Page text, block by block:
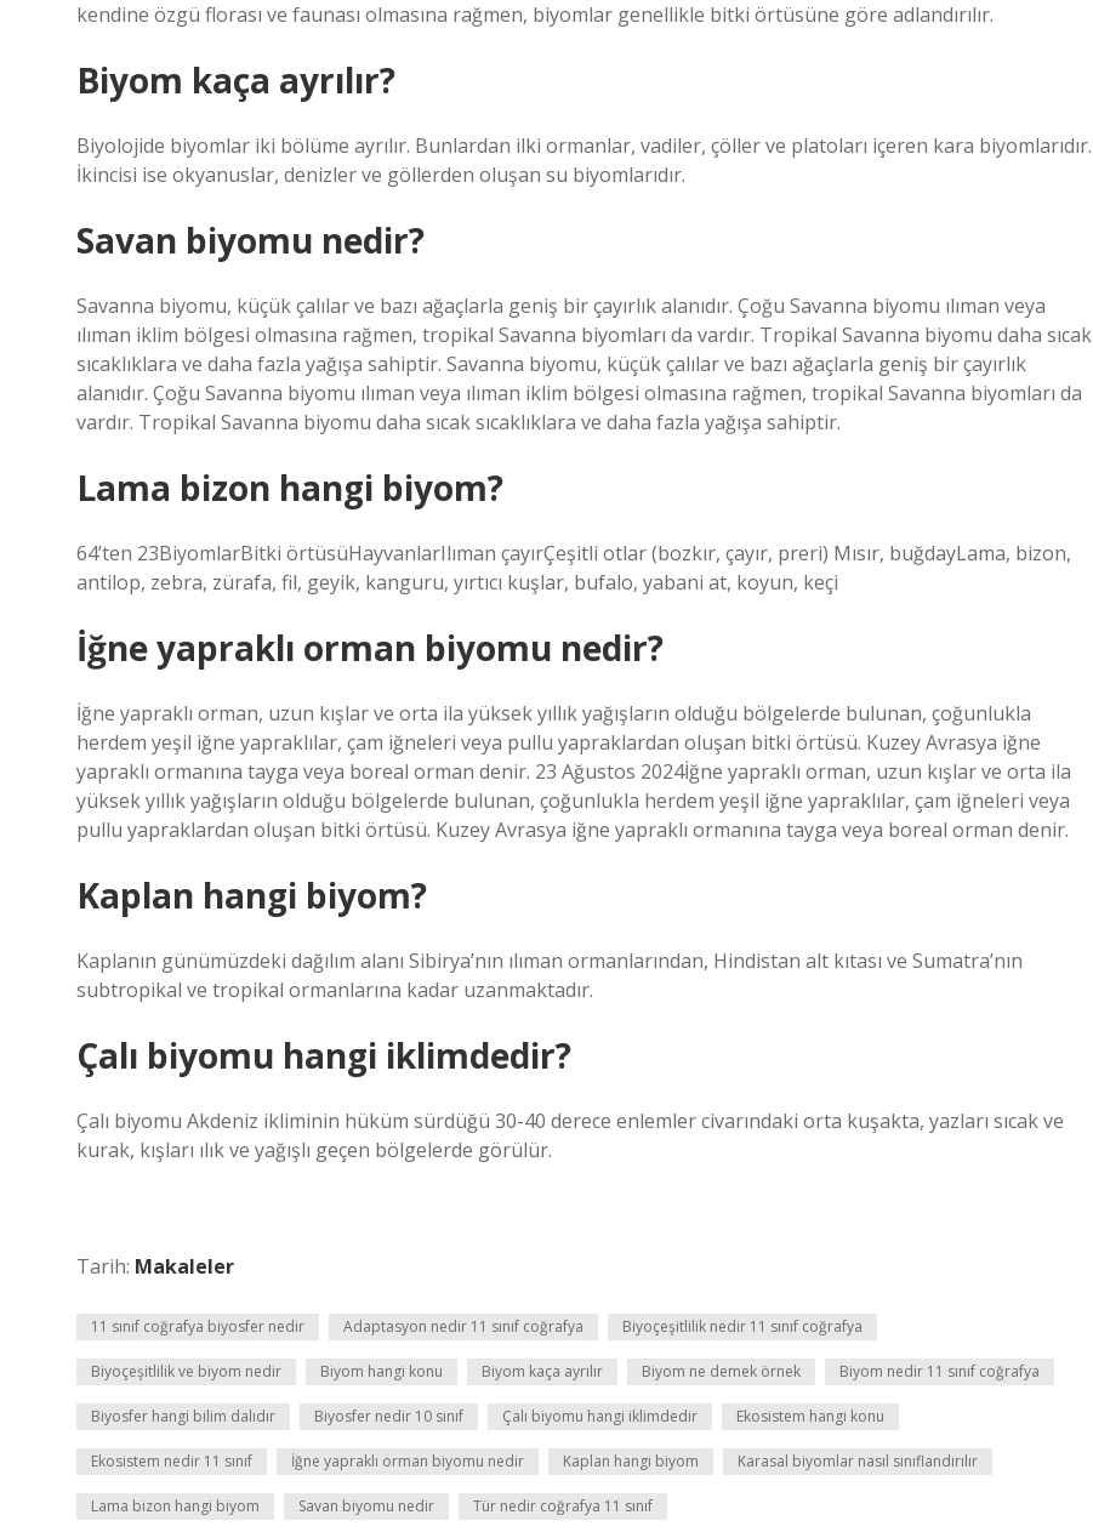
kendine özgü florası ve faunası olmasına rağmen, biyomlar genellikle bitki örtüsüne göre adlandırılır.
Biyom kaça ayrılır?
Biyolojide biyomlar iki bölüme ayrılır. Bunlardan ilki ormanlar, vadiler, çöller ve platoları içeren kara biyomlarıdır.
İkincisi ise okyanuslar, denizler ve göllerden oluşan su biyomlarıdır.
Savan biyomu nedir?
Savanna biyomu, küçük çalılar ve bazı ağaçlarla geniş bir çayırlık alanıdır. Çoğu Savanna biyomu ılıman veya
ılıman iklim bölgesi olmasına rağmen, tropikal Savanna biyomları da vardır. Tropikal Savanna biyomu daha sıcak
sıcaklıklara ve daha fazla yağışa sahiptir. Savanna biyomu, küçük çalılar ve bazı ağaçlarla geniş bir çayırlık
alanıdır. Çoğu Savanna biyomu ılıman veya ılıman iklim bölgesi olmasına rağmen, tropikal Savanna biyomları da
vardır. Tropikal Savanna biyomu daha sıcak sıcaklıklara ve daha fazla yağışa sahiptir.
Lama bizon hangi biyom?
64’ten 23BiyomlarBitki örtüsüHayvanlarIlıman çayırÇeşitli otlar (bozkır, çayır, preri) Mısır, buğdayLama, bizon,
antilop, zebra, zürafa, fil, geyik, kanguru, yırtıcı kuşlar, bufalo, yabani at, koyun, keçi
İğne yapraklı orman biyomu nedir?
İğne yapraklı orman, uzun kışlar ve orta ila yüksek yıllık yağışların olduğu bölgelerde bulunan, çoğunlukla
herdem yeşil iğne yapraklılar, çam iğneleri veya pullu yapraklardan oluşan bitki örtüsü. Kuzey Avrasya iğne
yapraklı ormanına tayga veya boreal orman denir. 23 Ağustos 2024İğne yapraklı orman, uzun kışlar ve orta ila
yüksek yıllık yağışların olduğu bölgelerde bulunan, çoğunlukla herdem yeşil iğne yapraklılar, çam iğneleri veya
pullu yapraklardan oluşan bitki örtüsü. Kuzey Avrasya iğne yapraklı ormanına tayga veya boreal orman denir.
Kaplan hangi biyom?
Kaplanın günümüzdeki dağılım alanı Sibirya’nın ılıman ormanlarından, Hindistan alt kıtası ve Sumatra’nın
subtropikal ve tropikal ormanlarına kadar uzanmaktadır.
Çalı biyomu hangi iklimdedir?
Çalı biyomu Akdeniz ikliminin hüküm sürdüğü 30-40 derece enlemler civarındaki orta kuşakta, yazları sıcak ve
kurak, kışları ılık ve yağışlı geçen bölgelerde görülür.
Tarih: Makaleler
11 sınıf coğrafya biyosfer nedir Adaptasyon nedir 11 sınıf coğrafya Biyoçeşitlilik nedir 11 sınıf coğrafya
Biyoçeşitlilik ve biyom nedir Biyom hangi konu Biyom kaça ayrılır Biyom ne demek örnek Biyom nedir 11 sınıf coğrafya
Biyosfer hangi bilim dalıdır Biyosfer nedir 10 sınıf Çalı biyomu hangi iklimdedir Ekosistem hangi konu
Ekosistem nedir 11 sınıf İğne yapraklı orman biyomu nedir Kaplan hangi biyom Karasal biyomlar nasıl sınıflandırılır
Lama bizon hangi biyom Savan biyomu nedir Tür nedir coğrafya 11 sınıf